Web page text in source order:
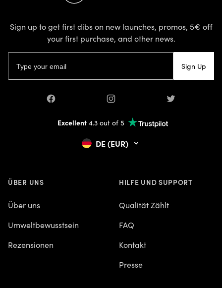
Sign up to get first dibs on new launches, promos, 5€ off
your first purchase, and other news.
Sign Up
Facebook Instagram Twitter
Excellent4.3 out of 5
DE (EUR)
ÜBER UNS
Über uns
Umweltbewusstsein
Rezensionen
HILFE UND SUPPORT
Qualität Zählt
FAQ
Kontakt
Presse